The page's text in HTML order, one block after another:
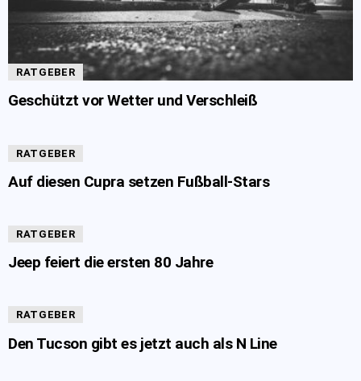
RATGEBER
Geschützt vor Wetter und Verschleiß
RATGEBER
Auf diesen Cupra setzen Fußball-Stars
RATGEBER
Jeep feiert die ersten 80 Jahre
RATGEBER
Den Tucson gibt es jetzt auch als N Line